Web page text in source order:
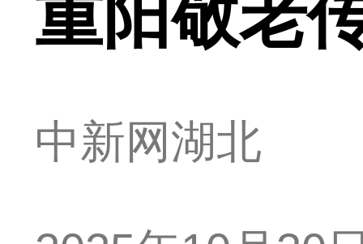
重阳敬老
中新网湖北